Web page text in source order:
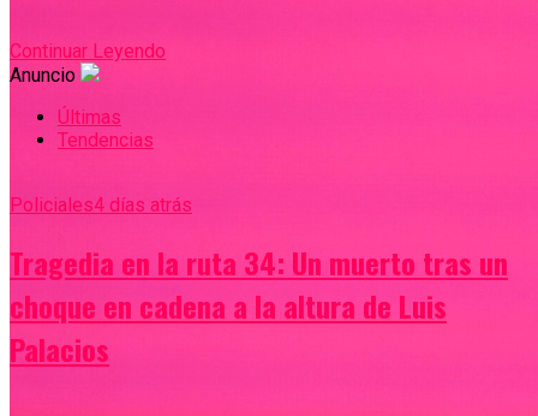
Continuar Leyendo
Anuncio
Últimas
Tendencias
Policiales4 días atrás
Tragedia en la ruta 34: Un muerto tras un
choque en cadena a la altura de Luis
Palacios